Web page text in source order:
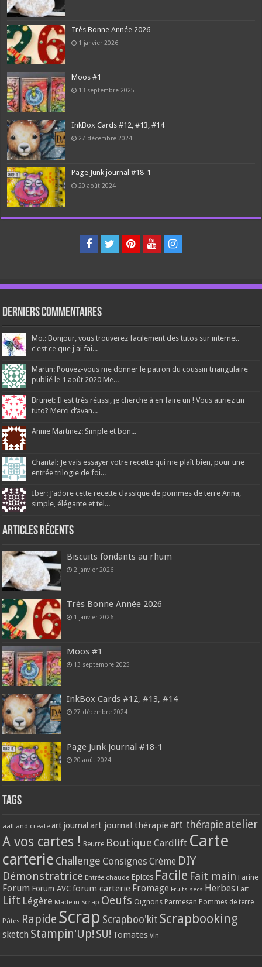
Très Bonne Année 2026
1 janvier 2026
Moos #1
13 septembre 2025
InkBox Cards #12, #13, #14
27 décembre 2024
Page Junk journal #18-1
20 août 2024
Derniers Commentaires
Mo.: Bonjour, vous trouverez facilement des tutos sur internet.
c'est ce que j'ai fai...
Martin: Pouvez-vous me donner le patron du coussin triangulaire
publié le 1 août 2020 Me...
Brunet: Il est très réussi, je cherche à en faire un ! Vous auriez un
tuto? Merci d’avan...
Annie Martinez: Simple et bon...
Chantal: Je vais essayer votre recette qui me plaît bien, pour une
entrée trilogie de foi...
Iber: J’adore cette recette classique de pommes de terre Anna,
simple, élégante et tel...
Articles récents
Biscuits fondants au rhum
2 janvier 2026
Très Bonne Année 2026
1 janvier 2026
Moos #1
13 septembre 2025
InkBox Cards #12, #13, #14
27 décembre 2024
Page Junk journal #18-1
20 août 2024
Tags
aall and create art journal art journal thérapie art thérapie atelier
A vos cartes ! Beurre Boutique Cardlift Carte
carterie Challenge Consignes Crème DIY
Démonstratrice Entrée chaude Epices Facile Fait main Farine
Forum Forum AVC forum carterie Fromage Fruits secs Herbes Lait
Lift Légère Made in Scrap Oeufs Oignons Parmesan Pommes de terre
Pâtes Rapide Scrap Scrapboo'kit Scrapbooking
sketch Stampin'Up! SU! Tomates Vin